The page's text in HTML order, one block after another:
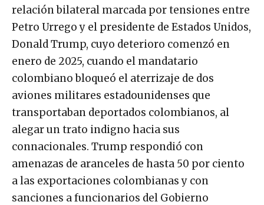
relación bilateral marcada por tensiones entre
Petro Urrego y el presidente de Estados Unidos,
Donald Trump, cuyo deterioro comenzó en
enero de 2025, cuando el mandatario
colombiano bloqueó el aterrizaje de dos
aviones militares estadounidenses que
transportaban deportados colombianos, al
alegar un trato indigno hacia sus
connacionales. Trump respondió con
amenazas de aranceles de hasta 50 por ciento
a las exportaciones colombianas y con
sanciones a funcionarios del Gobierno